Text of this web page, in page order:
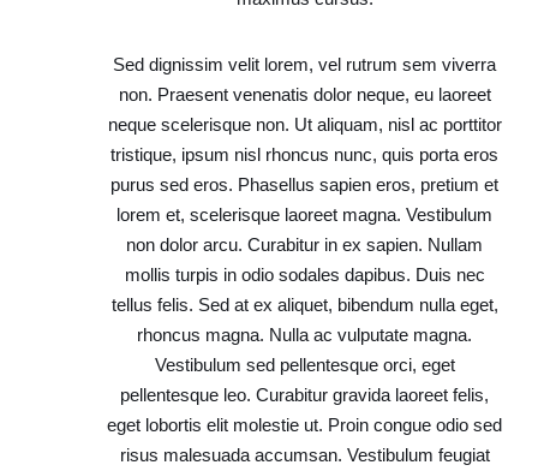
Sed dignissim velit lorem, vel rutrum sem viverra
non. Praesent venenatis dolor neque, eu laoreet
neque scelerisque non. Ut aliquam, nisl ac porttitor
tristique, ipsum nisl rhoncus nunc, quis porta eros
purus sed eros. Phasellus sapien eros, pretium et
lorem et, scelerisque laoreet magna. Vestibulum
non dolor arcu. Curabitur in ex sapien. Nullam
mollis turpis in odio sodales dapibus. Duis nec
tellus felis. Sed at ex aliquet, bibendum nulla eget,
rhoncus magna. Nulla ac vulputate magna.
Vestibulum sed pellentesque orci, eget
pellentesque leo. Curabitur gravida laoreet felis,
eget lobortis elit molestie ut. Proin congue odio sed
risus malesuada accumsan. Vestibulum feugiat